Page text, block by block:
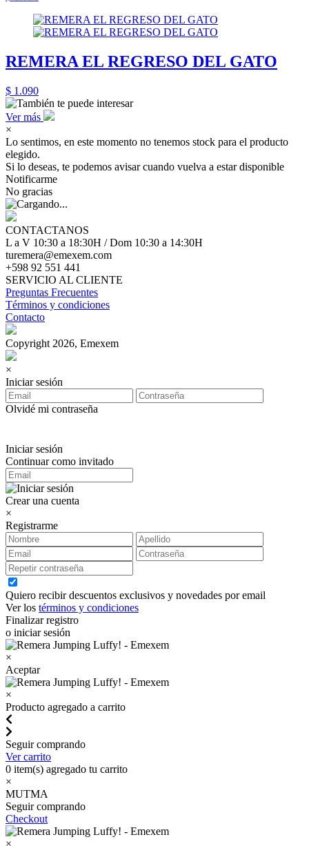
REMERA EL REGRESO DEL GATO
$ 1.090
Ver más
×
Lo sentimos, en este momento no tenemos stock para el producto
elegido.
Si lo deseas, te podemos avisar cuando vuelva a estar disponible
Notificarme
No gracias
CONTACTANOS
L a V 10:30 a 18:30H / Dom 10:30 a 14:30H
turemera@emexem.com
+598 92 551 441
SERVICIO AL CLIENTE
Preguntas Frecuentes
Términos y condiciones
Contacto
Copyright 2026, Emexem
×
Iniciar sesión
Olvidé mi contraseña
Iniciar sesión
Continuar como invitado
Crear una cuenta
×
Registrarme
Quiero recibir descuentos exclusivos y novedades por email
Ver los términos y condiciones
Finalizar registro
o iniciar sesión
×
Aceptar
×
Producto agregado a carrito
Seguir comprando
Ver carrito
0 item(s) agregado tu carrito
×
MUTMA
Seguir comprando
Checkout
×